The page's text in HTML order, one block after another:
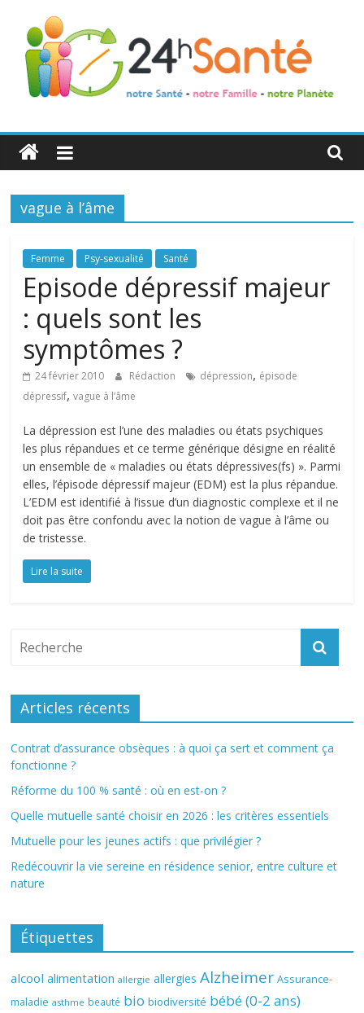
24h
Santé
La
de
toute
famille
vague à l’âme
Femme Psy-sexualité Santé
Episode dépressif majeur
: quels sont les
symptômes ?
24 février 2010 Rédaction dépression, épisode
dépressif,vague à l’âme
La dépression est l’une des maladies ou états psychiques
les plus répandues et ce terme générique désigne en réalité
un ensemble de « maladies ou états dépressives(fs) ». Parmi
elles, l’épisode dépressif majeur (EDM) est la plus répandue.
L’EDM est identifié à l’issue d’un diagnostic complexe et il ne
doit pas être confondu avec la notion de vague à l’âme ou
de tristesse.
Lire la suite
Articles récents
Contrat d’assurance obsèques : à quoi ça sert et comment ça
fonctionne ?
Réforme du 100 % santé : où en est-on ?
Quelle mutuelle santé choisir en 2026 : les critères essentiels
Mutuelle pour les jeunes actifs : que privilégier ?
Redécouvrir la vie sereine en résidence senior, entre culture et
nature
Étiquettes
alcool alimentation allergie allergies Alzheimer Assurance-
maladie asthme beauté bio biodiversité bébé (0-2 ans)